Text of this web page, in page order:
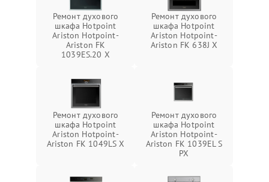
Ремонт духового
шкафа Hotpoint
Ariston Hotpoint-
Ariston FK
1039ES.20 X
Ремонт духового
шкафа Hotpoint
Ariston Hotpoint-
Ariston FK 638J X
Ремонт духового
шкафа Hotpoint
Ariston Hotpoint-
Ariston FK 1049LS X
Ремонт духового
шкафа Hotpoint
Ariston Hotpoint-
Ariston FK 1039EL S
PX